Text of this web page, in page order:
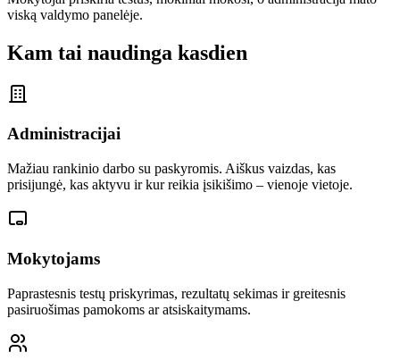
viską valdymo panelėje.
Kam tai naudinga kasdien
Administracijai
Mažiau rankinio darbo su paskyromis. Aiškus vaizdas, kas
prisijungė, kas aktyvu ir kur reikia įsikišimo – vienoje vietoje.
Mokytojams
Paprastesnis testų priskyrimas, rezultatų sekimas ir greitesnis
pasiruošimas pamokoms ar atsiskaitymams.